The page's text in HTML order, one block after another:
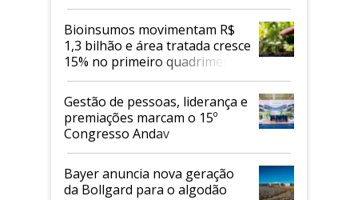
Bioinsumos movimentam R$
1,3 bilhão e área tratada cresce
15% no primeiro quadrimestre
de 2026
Gestão de pessoas, liderança e
premiações marcam o 15º
Congresso Andav
Bayer anuncia nova geração
da Bollgard para o algodão